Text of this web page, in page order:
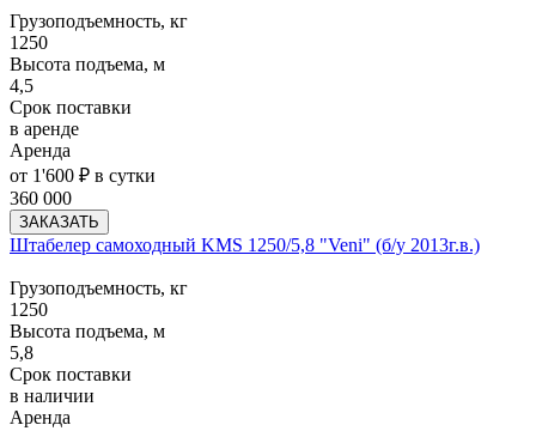
Грузоподъемность, кг
1250
Высота подъема, м
4,5
Срок поставки
в аренде
Аренда
от 1'600 ₽ в сутки
360 000
ЗАКАЗАТЬ
Штабелер самоходный KMS 1250/5,8 "Veni" (б/у 2013г.в.)
Грузоподъемность, кг
1250
Высота подъема, м
5,8
Срок поставки
в наличии
Аренда